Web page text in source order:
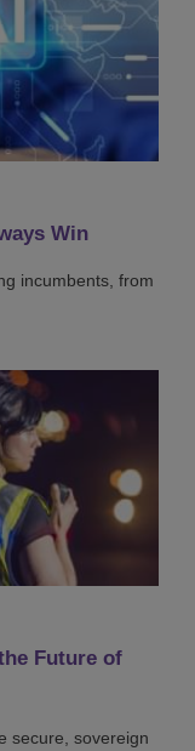
Win
incumbents, from
Future of
secure, sovereign